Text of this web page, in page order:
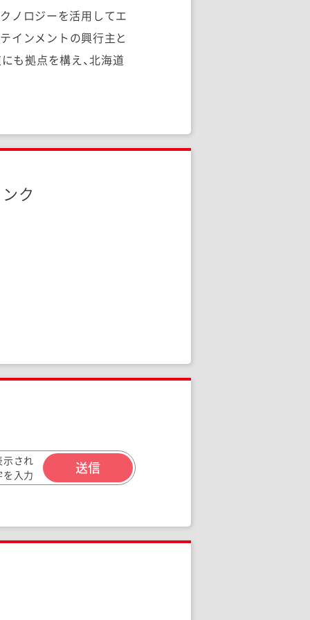
ノロジーを活用してエ
インメントの興行主と
も拠点を構え、北海道
ク
示され
を入力
さい。